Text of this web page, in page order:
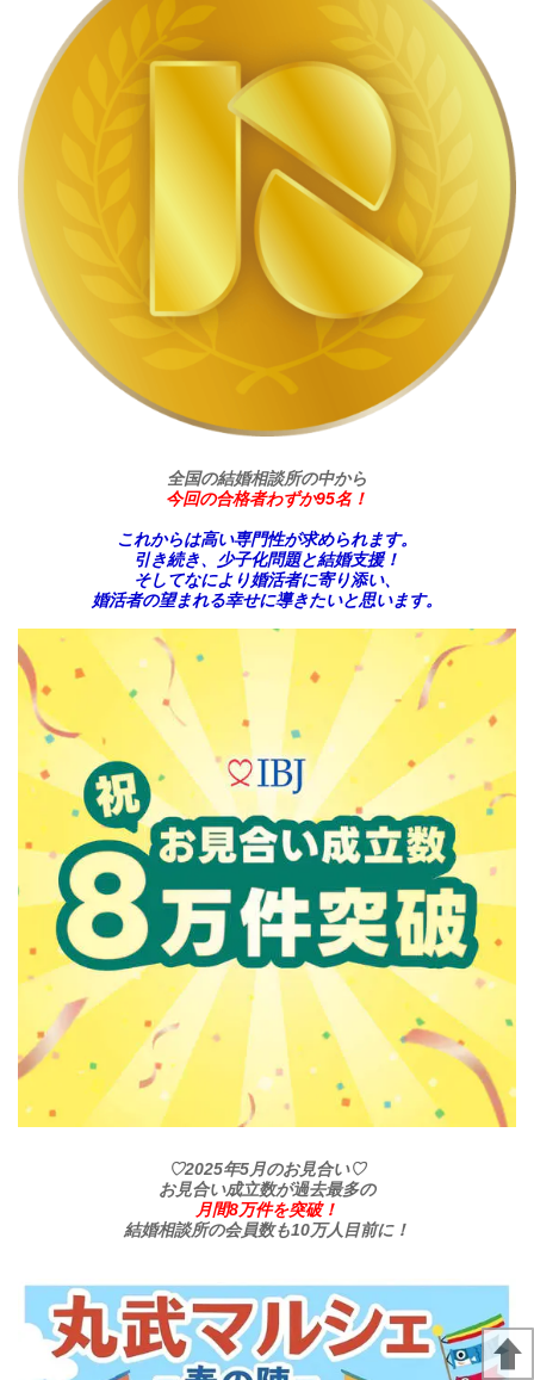
全国の結婚相談所の中から
今回の合格者わずか95名！
これからは高い専門性が求められます。
引き続き、少子化問題と結婚支援！
そしてなにより婚活者に寄り添い、
婚活者の望まれる幸せに導きたいと思います。
♡2025年5月のお見合い♡
お見合い成立数が過去最多の
月間8万件を突破！
結婚相談所の会員数も10万人目前に！